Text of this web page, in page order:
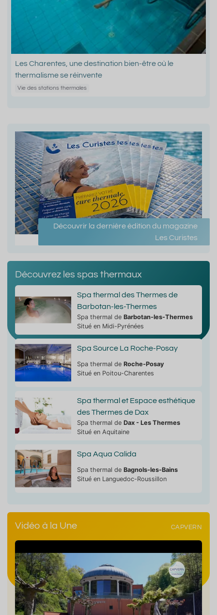
Les Charentes, une destination bien-être où le
thermalisme se réinvente
Vie des stations thermales
Découvrir la dernière édition du magazine
Les Curistes
Découvrez les spas thermaux
Spa thermal des Thermes de
Barbotan-les-Thermes
Spa thermal de Barbotan-les-Thermes
Situé en Midi-Pyrénées
Spa Source La Roche-Posay
Spa thermal de Roche-Posay
Situé en Poitou-Charentes
Spa thermal et Espace esthétique
des Thermes de Dax
Spa thermal de Dax - Les Thermes
Situé en Aquitaine
Spa Aqua Calida
Spa thermal de Bagnols-les-Bains
Situé en Languedoc-Roussillon
Vidéo à la Une CAPVERN